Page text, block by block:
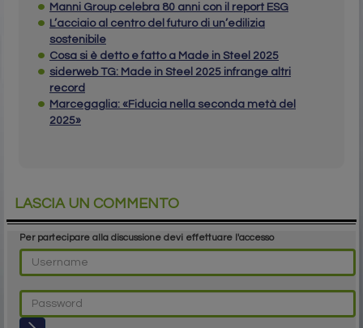
Manni Group celebra 80 anni con il report ESG
L’acciaio al centro del futuro di un’edilizia
sostenibile
Cosa si è detto e fatto a Made in Steel 2025
siderweb TG: Made in Steel 2025 infrange altri
record
Marcegaglia: «Fiducia nella seconda metà del
2025»
LASCIA UN COMMENTO
Per partecipare alla discussione devi effettuare l'accesso